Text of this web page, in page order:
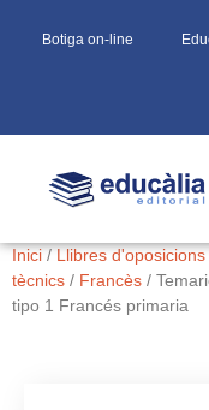
Botiga on-line
Inici/Llibres
tècnics / Francès /
tipo 1 Francés primaria